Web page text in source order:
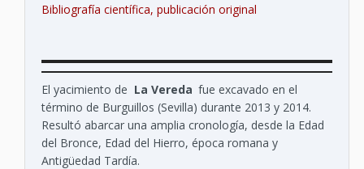
Bibliografía científica, publicación original
El yacimiento de La Vereda fue excavado en el
término de Burguillos (Sevilla) durante 2013 y 2014.
Resultó abarcar una amplia cronología, desde la Edad
del Bronce, Edad del Hierro, época romana y
Antigüedad Tardía.